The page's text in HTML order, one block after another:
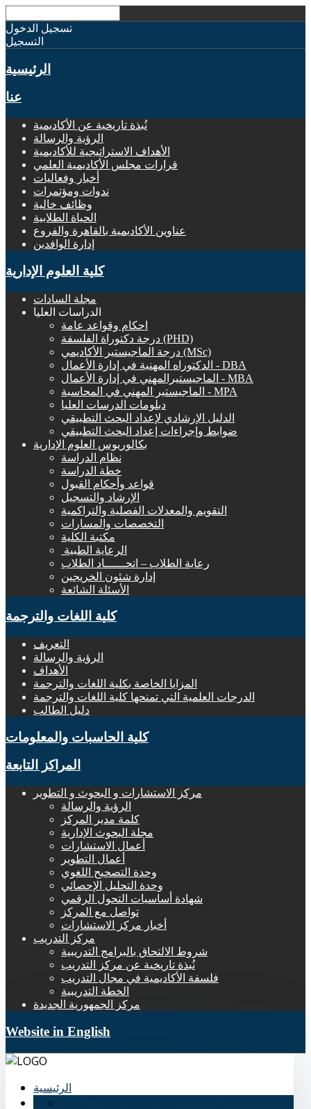
تسجيل الدخول
التسجيل
الرئيسية
عنا
نُبذة تاريخية عن الأكاديمية
الرؤية والرسالة
الأهداف الاستراتيجية للأكاديمية
قرارات مجلس الأكاديمية العلمي
أخبار وفعاليات
ندوات ومؤتمرات
وظائف خالية
الحياة الطلابية
عناوين الأكاديمية بالقاهرة والفروع
إدارة الوافدين
كلية العلوم الإدارية
مجلة السادات
الدراسات العليا
احكام وقواعد عامة
درجة دكتوراة الفلسفة (PHD)
درجة الماجيستير الأكاديمي (MSc)
الدكتوراه المهنية في إدارة الأعمال - DBA
الماجيستيرالمهني في إدارة الأعمال - MBA
الماجيستير المهني في المحاسبة - MPA
دبلومات الدرسات العليا
الدليل الإرشادي لإعداد البحث التطبيقي
ضوابط وإجراءات إعداد البحث التطبيقي
بكالوريوس العلوم الإدارية
نظام الدراسة
خطة الدراسة
قواعد وأحكام القبول
الإرشاد والتسجيل
التقويم والمعدلات الفصلية والتراكمية
التخصصات والمسارات
مكتبة الكلية
الرعاية الطبية ‏
رعاية الطلاب – اتحــــــاد الطلاب
إدارة شئون الخريجين
الأسئلة الشائعة
كلية اللغات والترجمة
التعريف
الرؤية والرسالة
الأهداف
المزايا الخاصة بكلية اللغات والترجمة
الدرجات العلمية التي تمنحها كلية اللغات والترجمة
دليل الطالب
كلية الحاسبات والمعلومات
المراكز التابعة
مركز الاستشارات و البحوث و التطوير
الرؤية والرسالة
كلمة مدير المركز
مجلة البحوث الإدارية
أعمال الاستشارات
أعمال التطوير
وحدة التصحيح اللغوي
وحدة التحليل الإحصائي
شهادة أساسيات التحول الرقمي
تواصل مع المركز
أخبار مركز الاستشارات
مركز التدريب
شروط الالتحاق بالبرامج التدريبية
نُبذة تاريخية عن مركز التدريب
فلسفة الأكاديمية في مجال التدريب
الخطة التدريبية
مركز الجمهورية الجديدة
Website in English
الرئيسية